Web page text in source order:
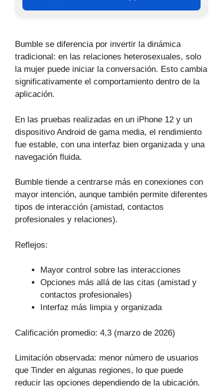
Bumble se diferencia por invertir la dinámica
tradicional: en las relaciones heterosexuales, solo
la mujer puede iniciar la conversación. Esto cambia
significativamente el comportamiento dentro de la
aplicación.
En las pruebas realizadas en un iPhone 12 y un
dispositivo Android de gama media, el rendimiento
fue estable, con una interfaz bien organizada y una
navegación fluida.
Bumble tiende a centrarse más en conexiones con
mayor intención, aunque también permite diferentes
tipos de interacción (amistad, contactos
profesionales y relaciones).
Reflejos:
Mayor control sobre las interacciones
Opciones más allá de las citas (amistad y
contactos profesionales)
Interfaz más limpia y organizada
Calificación promedio: 4,3 (marzo de 2026)
Limitación observada: menor número de usuarios
que Tinder en algunas regiones, lo que puede
reducir las opciones dependiendo de la ubicación.